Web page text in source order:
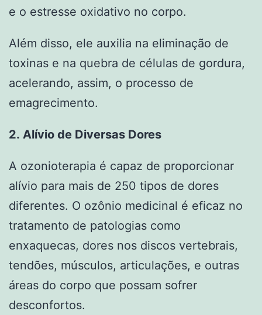
e o estresse oxidativo no corpo.
Além disso, ele auxilia na eliminação de
toxinas e na quebra de células de gordura,
acelerando, assim, o processo de
emagrecimento.
2. Alívio de Diversas Dores
A ozonioterapia é capaz de proporcionar
alívio para mais de 250 tipos de dores
diferentes. O ozônio medicinal é eficaz no
tratamento de patologias como
enxaquecas, dores nos discos vertebrais,
tendões, músculos, articulações, e outras
áreas do corpo que possam sofrer
desconfortos.